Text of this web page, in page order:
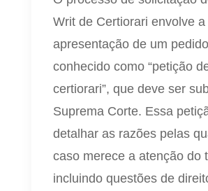
Writ de Certiorari envolve a
apresentação de um
conhecido como “petição
certiorari”, que deve ser
Suprema Corte. Essa
detalhar as razões pelas
caso merece a atenção do
incluindo questões de